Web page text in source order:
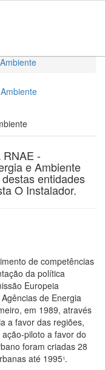
RNAE -
e Ambiente
entidades
O Instalador.
de competências
da política
Europeia
de Energia
em 1989, através
a favor das regiões,
piloto a favor do
foram criadas 28
até 19951.